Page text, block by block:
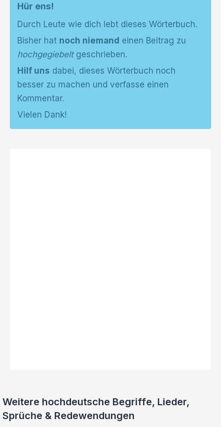
Hür ens!
Durch Leute wie dich lebt dieses Wörterbuch.
Bisher hat noch niemand einen Beitrag zu
hochgegiebeltgeschrieben.
Hilf uns dabei, dieses Wörterbuch noch
besser zu machen und verfasse einen
Kommentar.
Vielen Dank!
Weitere hochdeutsche Begriffe, Lieder,
Sprüche & Redewendungen